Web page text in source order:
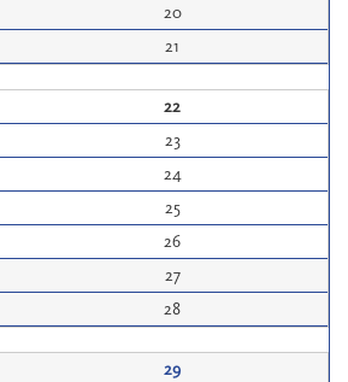
20
21
22
23
24
25
26
27
28
29